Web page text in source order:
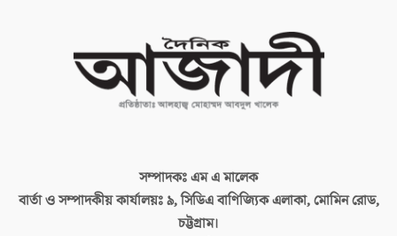
সম্পাদকঃএম এ মালেক
বার্তা ও সম্পাদকীয় কার্যালয়ঃ৯, সিডিএ বাণিজ্যিক এলাকা, মোমিন রোড,
চট্টগ্রাম।